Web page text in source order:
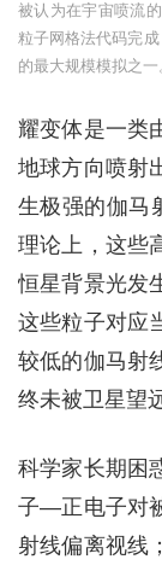
被认为在宇宙喷流
粒子网格法代码完
的最大规模模拟之
耀变体是一类
地球方向喷射
生极强的伽马
理论上，这些
恒星背景光发
这些粒子对应
较低的伽马射
终未被卫星望
科学家长期困
子—正电子对
射线偏离视线